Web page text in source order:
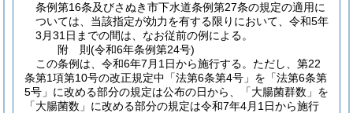
条例第16条及びさぬき市下水道条例第27条の規定の適用に
ついては、当該指定が効力を有する限りにおいて、令和5年
3月31日までの間は、なお従前の例による。
附 則(令和6年条例第24号)
この条例は、令和6年7月1日から施行する。 ただし、第22
条第1項第10号の改正規定中「法第6条第4号」を「法第6条第
5号」に改める部分の規定は公布の日から、「大腸菌群数」を
「大腸菌数」に改める部分の規定は令和7年4月1日から施行